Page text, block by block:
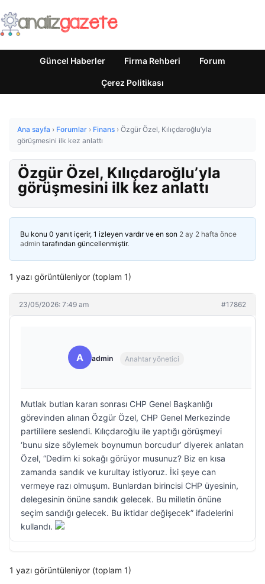
Güncel Haberler Firma Rehberi Forum
Çerez Politikası
Ana sayfa › Forumlar › Finans › Özgür Özel, Kılıçdaroğlu’yla
görüşmesini ilk kez anlattı
Özgür Özel, Kılıçdaroğlu’yla
görüşmesini ilk kez anlattı
Bu konu 0 yanıt içerir, 1 izleyen vardır ve en son 2 ay 2 hafta önce
admin tarafından güncellenmiştir.
1 yazı görüntüleniyor (toplam 1)
23/05/2026: 7:49 am #17862
A admin Anahtar yönetici
Mutlak butlan kararı sonrası CHP Genel Başkanlığı
görevinden alınan Özgür Özel, CHP Genel Merkezinde
partililere seslendi. Kılıçdaroğlu ile yaptığı görüşmeyi
‘bunu size söylemek boynumun borcudur’ diyerek anlatan
Özel, “Dedim ki sokağı görüyor musunuz? Biz en kısa
zamanda sandık ve kurultay istiyoruz. İki şeye can
vermeye razı olmuşum. Bunlardan birincisi CHP üyesinin,
delegesinin önüne sandık gelecek. Bu milletin önüne
seçim sandığı gelecek. Bu iktidar değişecek” ifadelerini
kullandı.
1 yazı görüntüleniyor (toplam 1)